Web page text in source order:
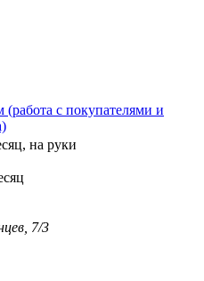
с покупателями и
на руки
7/3